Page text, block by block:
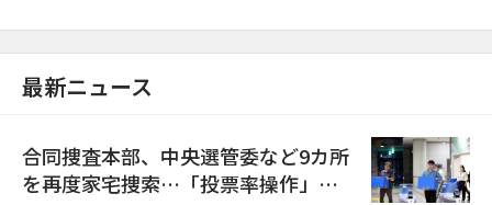
最新ニュース
合同捜査本部、中央選管委など9カ所
を再度家宅捜索…「投票率操作」の